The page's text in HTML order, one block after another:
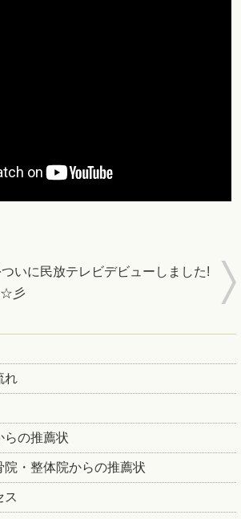
いに民放テレビデビューしました!
彡
れ
らの推薦状
院・整体院からの推薦状
ス